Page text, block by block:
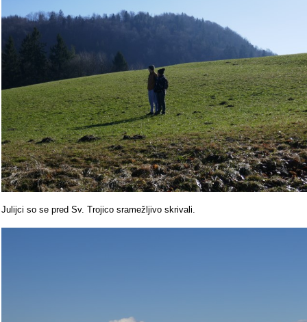
Julijci so se pred Sv. Trojico sramežljivo skrivali.